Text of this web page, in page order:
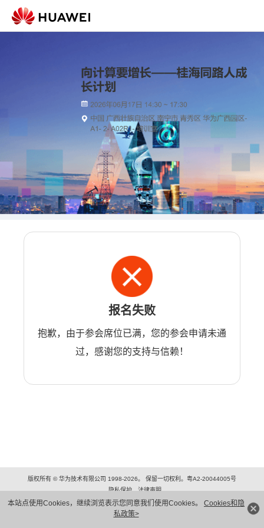
本站点使用Cookies，继续浏览表示您同意我们使用Cookies。 Cookies和隐
私政策>
报名失败
抱歉，由于参会席位已满，您的参会申请未通
过，感谢您的支持与信赖！
版权所有 © 华为技术有限公司 1998-2026。 保留一切权利。粤A2-20044005号
隐私保护
法律声明